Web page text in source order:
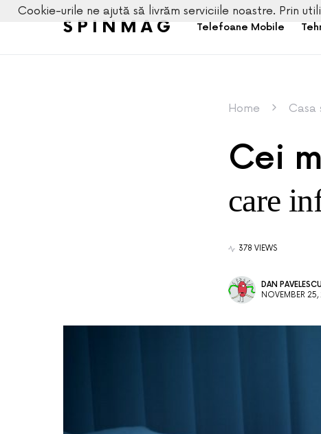
SPINMAG Telefoane Mobile
Home Casa
Cei
care
378 VIEWS
DAN PAVELESCU
NOVEMBER
Cookie-urile ne ajută să livrăm serviciile noastre. Prin